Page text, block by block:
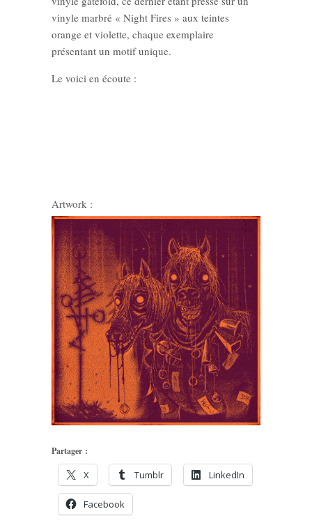
vinyle marbré « Night Fires » aux teintes
orange et violette, chaque exemplaire
présentant un motif unique.
Le voici en écoute :
Artwork :
Partager :
X Tumblr LinkedIn
Facebook